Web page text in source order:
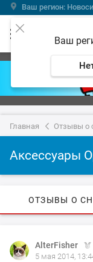
Ваш регион:
Ваш
Главная Отзывы о
Аксессуары
ОТЗЫВЫ О
AlterFisher
5 мая 2014,